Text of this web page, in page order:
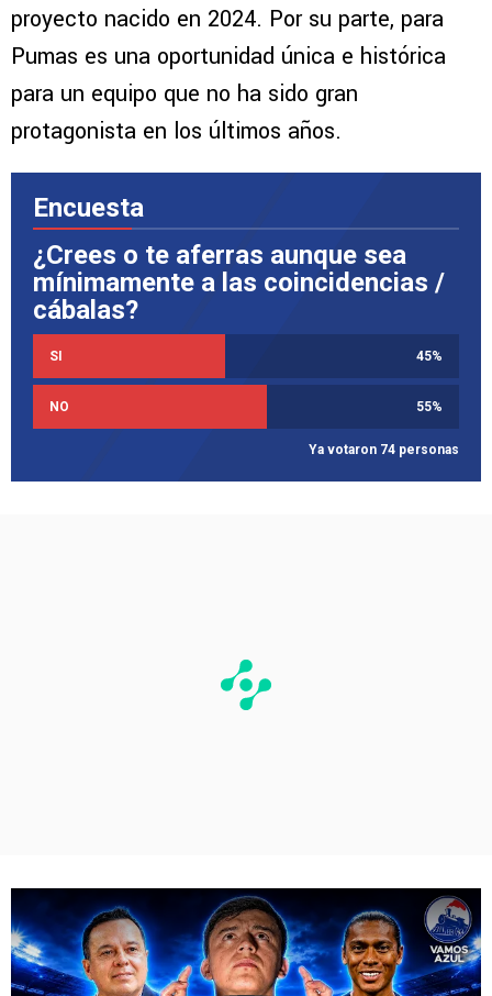
proyecto nacido en 2024. Por su parte, para
Pumas es una oportunidad única e histórica
para un equipo que no ha sido gran
protagonista en los últimos años.
Encuesta
¿Crees o te aferras aunque sea
mínimamente a las coincidencias /
cábalas?
SI 45%
NO 55%
Ya votaron 74 personas